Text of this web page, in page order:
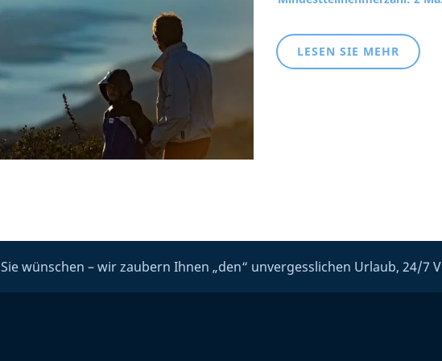
LESEN SIE MEHR
Sie wünschen – wir zaubern Ihnen „den“ unvergesslichen Urlaub, 24/7